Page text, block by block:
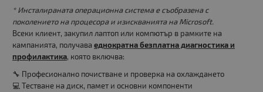
* Инсталираната операционна система е съобразена с
поколението на процесора и изискванията на Microsoft.
Всеки клиент, закупил лаптоп или компютър в рамките на
кампанията, получава еднократна безплатна диагностика и
профилактика, която включва:
🔧 Професионално почистване и проверка на охлаждането
💻 Тестване на диск, памет и основни компоненти